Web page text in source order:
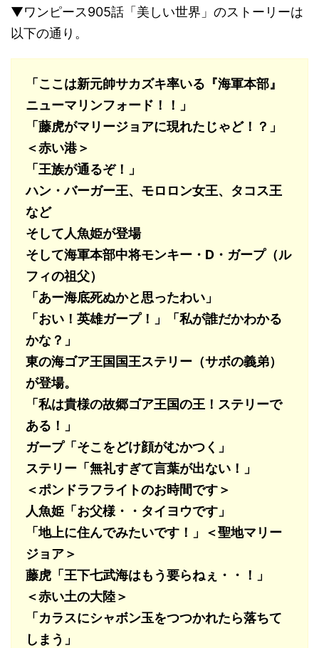
▼ワンピース905話「美しい世界」のストーリーは
以下の通り。
「ここは新元帥サカズキ率いる『海軍本部』
ニューマリンフォード！！」
「藤虎がマリージョアに現れたじゃど！？」
＜赤い港＞
「王族が通るぞ！」
ハン・バーガー王、モロロン女王、タコス王
など
そして人魚姫が登場
そして海軍本部中将モンキー・D・ガープ（ル
フィの祖父）
「あー海底死ぬかと思ったわい」
「おい！英雄ガープ！」「私が誰だかわかる
かな？」
東の海ゴア王国国王ステリー（サボの義弟）
が登場。
「私は貴様の故郷ゴア王国の王！ステリーで
ある！」
ガープ「そこをどけ顔がむかつく」
ステリー「無礼すぎて言葉が出ない！」
＜ポンドラフライトのお時間です＞
人魚姫「お父様・・タイヨウです」
「地上に住んでみたいです！」
＜聖地マリー
ジョア＞
藤虎「王下七武海はもう要らねぇ・・！」
＜赤い土の大陸＞
「カラスにシャボン玉をつつかれたら落ちて
しまう」